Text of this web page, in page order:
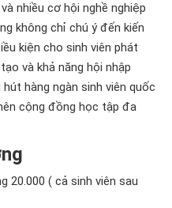
nhiều cơ hội nghề nghiệp
không chỉ chú ý đến kiến
kiện cho sinh viên phát
và khả năng hội nhập
hàng ngàn sinh viên quốc
cộng đồng học tập đa
20.000 ( cả sinh viên sau